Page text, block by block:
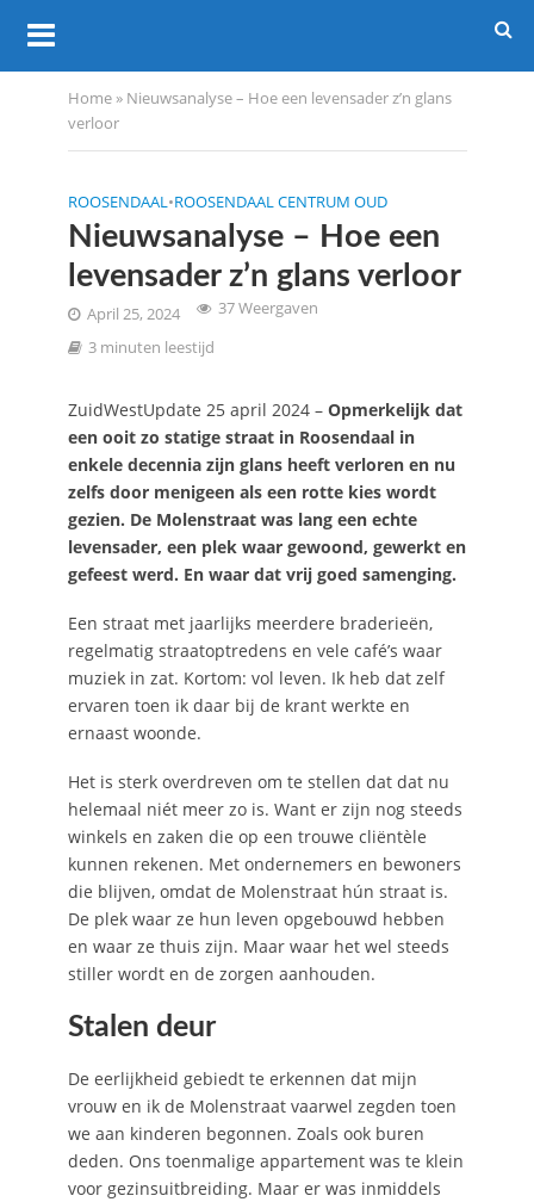
Home» Nieuwsanalyse – Hoe een levensader z’n glans
verloor
ROOSENDAAL•ROOSENDAAL CENTRUM OUD
Nieuwsanalyse – Hoe een
levensader z’n glans verloor
April 25, 2024
37 Weergaven
3 minuten leestijd
ZuidWestUpdate 25 april 2024 – Opmerkelijk dat
een ooit zo statige straat in Roosendaal in
enkele decennia zijn glans heeft verloren en nu
zelfs door menigeen als een rotte kies wordt
gezien. De Molenstraat was lang een echte
levensader, een plek waar gewoond, gewerkt en
gefeest werd. En waar dat vrij goed samenging.
Een straat met jaarlijks meerdere braderieën,
regelmatig straatoptredens en vele café’s waar
muziek in zat. Kortom: vol leven. Ik heb dat zelf
ervaren toen ik daar bij de krant werkte en
ernaast woonde.
Het is sterk overdreven om te stellen dat dat nu
helemaal niét meer zo is. Want er zijn nog steeds
winkels en zaken die op een trouwe cliëntèle
kunnen rekenen. Met ondernemers en bewoners
die blijven, omdat de Molenstraat hún straat is.
De plek waar ze hun leven opgebouwd hebben
en waar ze thuis zijn. Maar waar het wel steeds
stiller wordt en de zorgen aanhouden.
Stalen deur
De eerlijkheid gebiedt te erkennen dat mijn
vrouw en ik de Molenstraat vaarwel zegden toen
we aan kinderen begonnen. Zoals ook buren
deden. Ons toenmalige appartement was te klein
voor gezinsuitbreiding. Maar er was inmiddels